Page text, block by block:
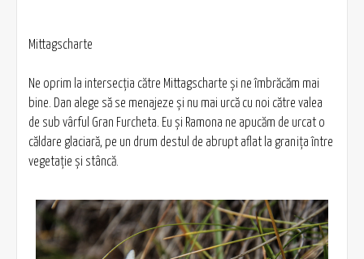
Mittagscharte
Ne oprim la intersecţia către Mittagscharte şi ne îmbrăcăm mai
bine. Dan alege să se menajeze şi nu mai urcă cu noi către valea
de sub vârful Gran Furcheta. Eu şi Ramona ne apucăm de urcat o
căldare glaciară, pe un drum destul de abrupt aflat la graniţa între
vegetaţie şi stâncă.